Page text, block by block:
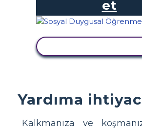
et
Yardıma
Kalkmanıza ve